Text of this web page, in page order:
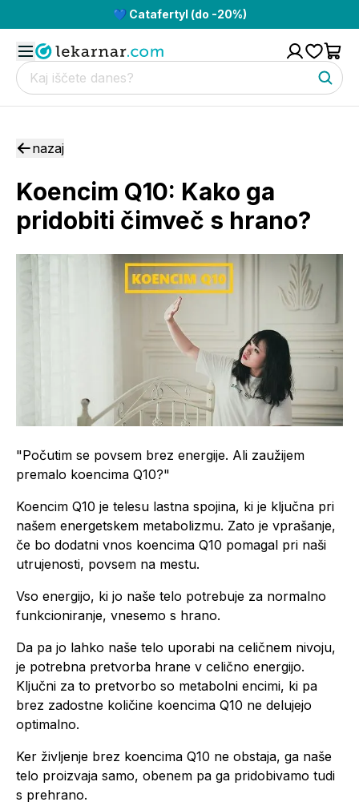
💙 Catafertyl (do -20%)
nazaj
Koencim Q10: Kako ga
pridobiti čimveč s hrano?
"Počutim se povsem brez energije. Ali zaužijem
premalo koencima Q10?"
Koencim Q10 je telesu lastna spojina, ki je ključna pri
našem energetskem metabolizmu. Zato je vprašanje,
če bo dodatni vnos koencima Q10 pomagal pri naši
utrujenosti, povsem na mestu.
Vso energijo, ki jo naše telo potrebuje za normalno
funkcioniranje, vnesemo s hrano.
Da pa jo lahko naše telo uporabi na celičnem nivoju,
je potrebna pretvorba hrane v celično energijo.
Ključni za to pretvorbo so metabolni encimi, ki pa
brez zadostne količine koencima Q10 ne delujejo
optimalno.
Ker življenje brez koencima Q10 ne obstaja, ga naše
telo proizvaja samo, obenem pa ga pridobivamo tudi
s prehrano.